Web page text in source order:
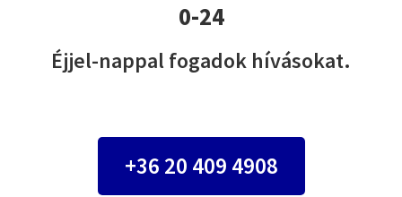
0-24
Éjjel-nappal fogadok hívásokat.
+36 20 409 4908